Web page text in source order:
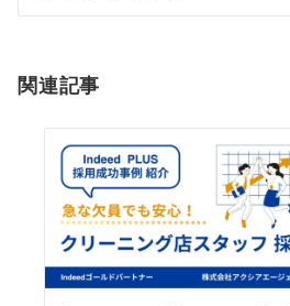
シ
ン
関連記事